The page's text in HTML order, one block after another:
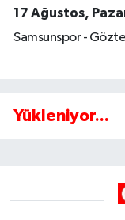
17 Ağustos,
Samsunspor -
Yükleniyor...